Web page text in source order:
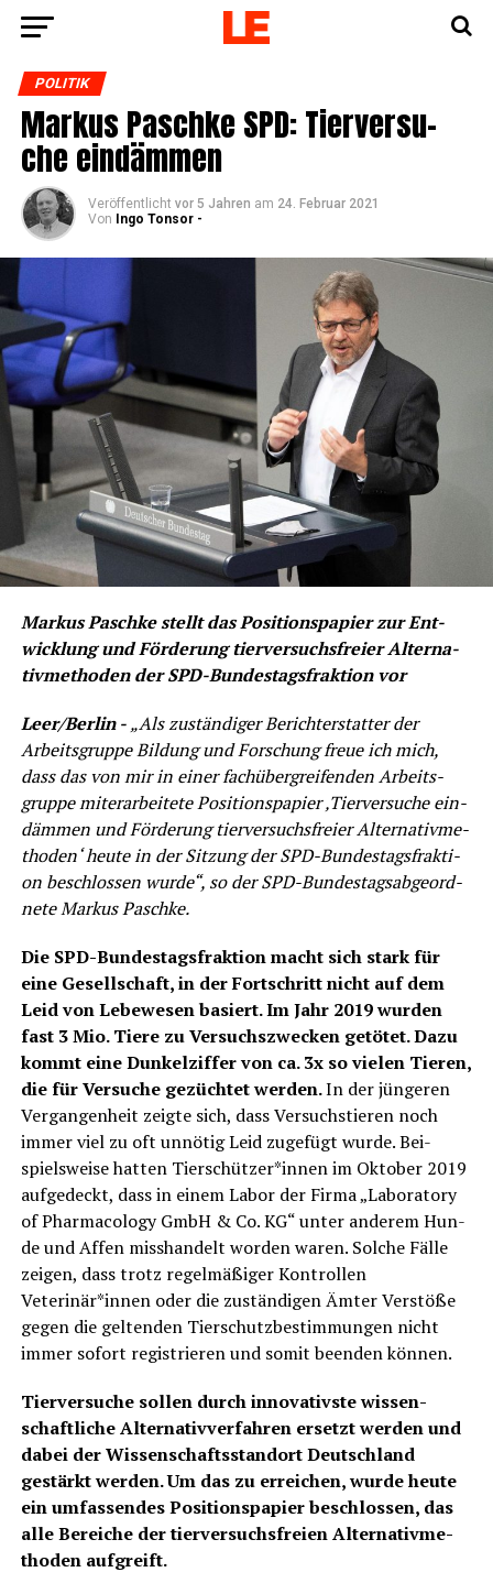
POLITIK
Mar­kus Pasch­ke SPD: Tier­ver­su­
che eindämmen
Veröffentlicht vor 5 Jahren am 24. Februar 2021
Von
Ingo Tonsor -
Mar­kus Pasch­ke stellt das Posi­ti­ons­pa­pier zur Ent­
wick­lung und För­de­rung tier­ver­suchs­frei­er Alter­na­
tiv­me­tho­den der SPD-Bun­des­tags­frak­ti­on vor
Leer/Berlin -„Als zustän­di­ger Bericht­erstat­ter der
Arbeits­grup­pe Bil­dung und For­schung freue ich mich,
dass das von mir in einer fach­über­grei­fen­den Arbeits­
grup­pe miter­ar­bei­te­te Posi­ti­ons­pa­pier ‚Tier­ver­su­che ein­
däm­men und För­de­rung tier­ver­suchs­frei­er Alter­na­tiv­me­
tho­den‘ heu­te in der Sit­zung der SPD-Bun­des­tags­frak­ti­
on beschlos­sen wur­de“, so der SPD-Bun­des­tags­ab­ge­ord­
ne­te Mar­kus Paschke.
Die SPD-Bun­des­tags­frak­ti­on macht sich stark für
eine Gesell­schaft, in der Fort­schritt nicht auf dem
Leid von Lebe­we­sen basiert. Im Jahr 2019 wur­den
fast 3 Mio. Tie­re zu Ver­suchs­zwe­cken getö­tet. Dazu
kommt eine Dun­kel­zif­fer von ca. 3x so vie­len Tie­ren,
die für Ver­su­che gezüch­tet wer­den.In der jün­ge­ren
Ver­gan­gen­heit zeig­te sich, dass Ver­suchs­tie­ren noch
immer viel zu oft unnö­tig Leid zuge­fügt wur­de. Bei­
spiels­wei­se hat­ten Tierschützer*innen im Okto­ber 2019
auf­ge­deckt, dass in einem Labor der Fir­ma „Labo­ra­to­ry
of Phar­ma­co­lo­gy GmbH & Co. KG“ unter ande­rem Hun­
de und Affen miss­han­delt wor­den waren. Sol­che Fäl­le
zei­gen, dass trotz regel­mä­ßi­ger Kon­trol­len
Veterinär*innen oder die zustän­di­gen Ämter Ver­stö­ße
gegen die gel­ten­den Tier­schutz­be­stim­mun­gen nicht
immer sofort regis­trie­ren und somit been­den können.
Tier­ver­su­che sol­len durch inno­va­tivs­te wis­sen­
schaft­li­che Alter­na­tiv­ver­fah­ren ersetzt wer­den und
dabei der Wis­sen­schafts­stand­ort Deutsch­land
gestärkt wer­den. Um das zu errei­chen, wur­de heu­te
ein umfas­sen­des Posi­ti­ons­pa­pierbeschlos­sen, das
alle Berei­che der tier­ver­suchs­frei­en Alter­na­tiv­me­
tho­den aufgreift.